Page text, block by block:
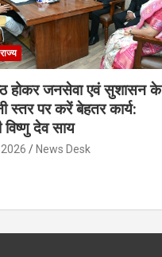
राज्य
होकर जनसेवा एवं सुशासन के
स्तर पर करें बेहतर कार्य:
देव साय
News Desk